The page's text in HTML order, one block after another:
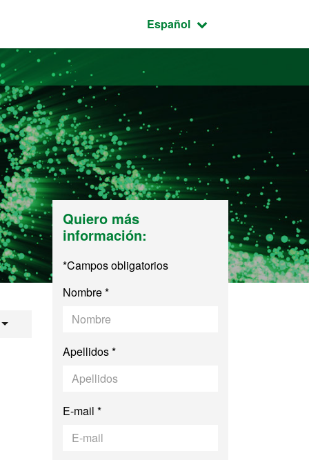
Idioma seleccionado:
Español
/ Advanced
Quiero más
información:
*Campos obligatorios
Nombre *
Apellidos *
E-mail *